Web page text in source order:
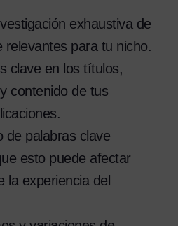
exhaustiva de
relevantes para tu nicho.
clave en los títulos,
contenido de tus
de palabras clave
esto puede afectar
la experiencia del